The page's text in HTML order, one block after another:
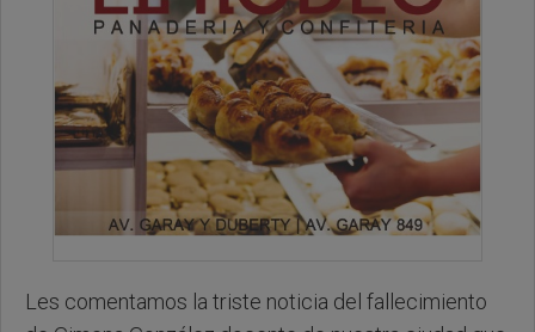
Les comentamos la triste noticia del fallecimiento